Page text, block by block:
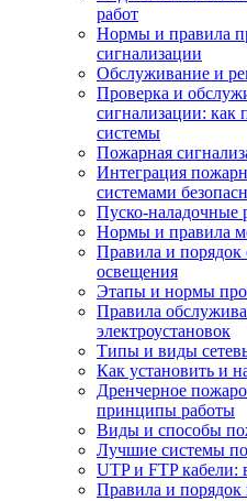
работ
Нормы и правила
сигнализации
Обслуживание и
Проверка и
сигнализации: как
системы
Пожарная
Интеграция
системами
Пуско-наладочные
Нормы и правила
Правила и
освещения
Этапы и нормы
Правила
электроустановок
Типы и виды
Как установить и
Дренчерное
принципы работы
Виды и способы
Лучшие системы
UTP и FTP кабели:
Правила и порядок